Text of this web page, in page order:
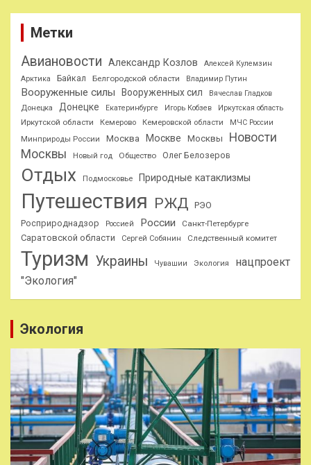
Метки
Авиановости Александр Козлов
Алексей Кулемзин
Арктика
Байкал Белгородской области Владимир Путин
Вооруженные силы Вооруженных сил
Вячеслав Гладков
Донецка
Донецке Екатеринбурге Игорь Кобзев Иркутская область
Иркутской области Кемерово Кемеровской области
МЧС России
Минприроды России
Москва Москве Москвы
Новости
Москвы
Новый год Общество Олег Белозеров
Отдых Подмосковье Природные катаклизмы
Путешествия РЖД РЭО
Росприроднадзор
Россией России Санкт-Петербурге
Саратовской области Сергей Собянин Следственный комитет
Туризм Украины Чувашии Экология
нацпроект
"Экология"
Экология